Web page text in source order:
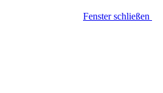
Fenster schließen